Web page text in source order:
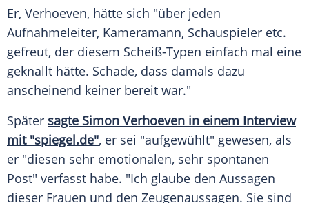
Er, Verhoeven, hätte sich "über jeden
Aufnahmeleiter, Kameramann, Schauspieler etc.
gefreut, der diesem Scheiß-Typen einfach mal eine
geknallt hätte. Schade, dass damals dazu
anscheinend keiner bereit war."
Später sagte Simon Verhoeven in einem Interview
mit "spiegel.de", er sei "aufgewühlt" gewesen, als
er "diesen sehr emotionalen, sehr spontanen
Post" verfasst habe. "Ich glaube den Aussagen
dieser Frauen und den Zeugenaussagen. Sie sind